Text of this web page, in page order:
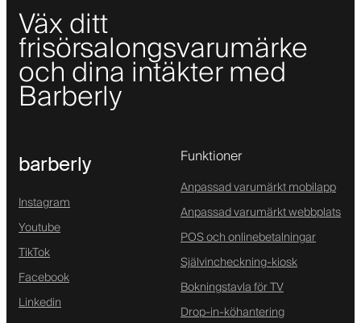
Väx ditt
frisörsalongsvarumärke
och dina intäkter med
Barberly
barberly
Instagram
Youtube
TikTok
Facebook
Linkedin
Funktioner
Anpassad varumärkt mobilapp
Anpassad varumärkt webbplats
POS och onlinebetalningar
Självincheckning-kiosk
Bokningstavla för TV
Drop-in-köhantering